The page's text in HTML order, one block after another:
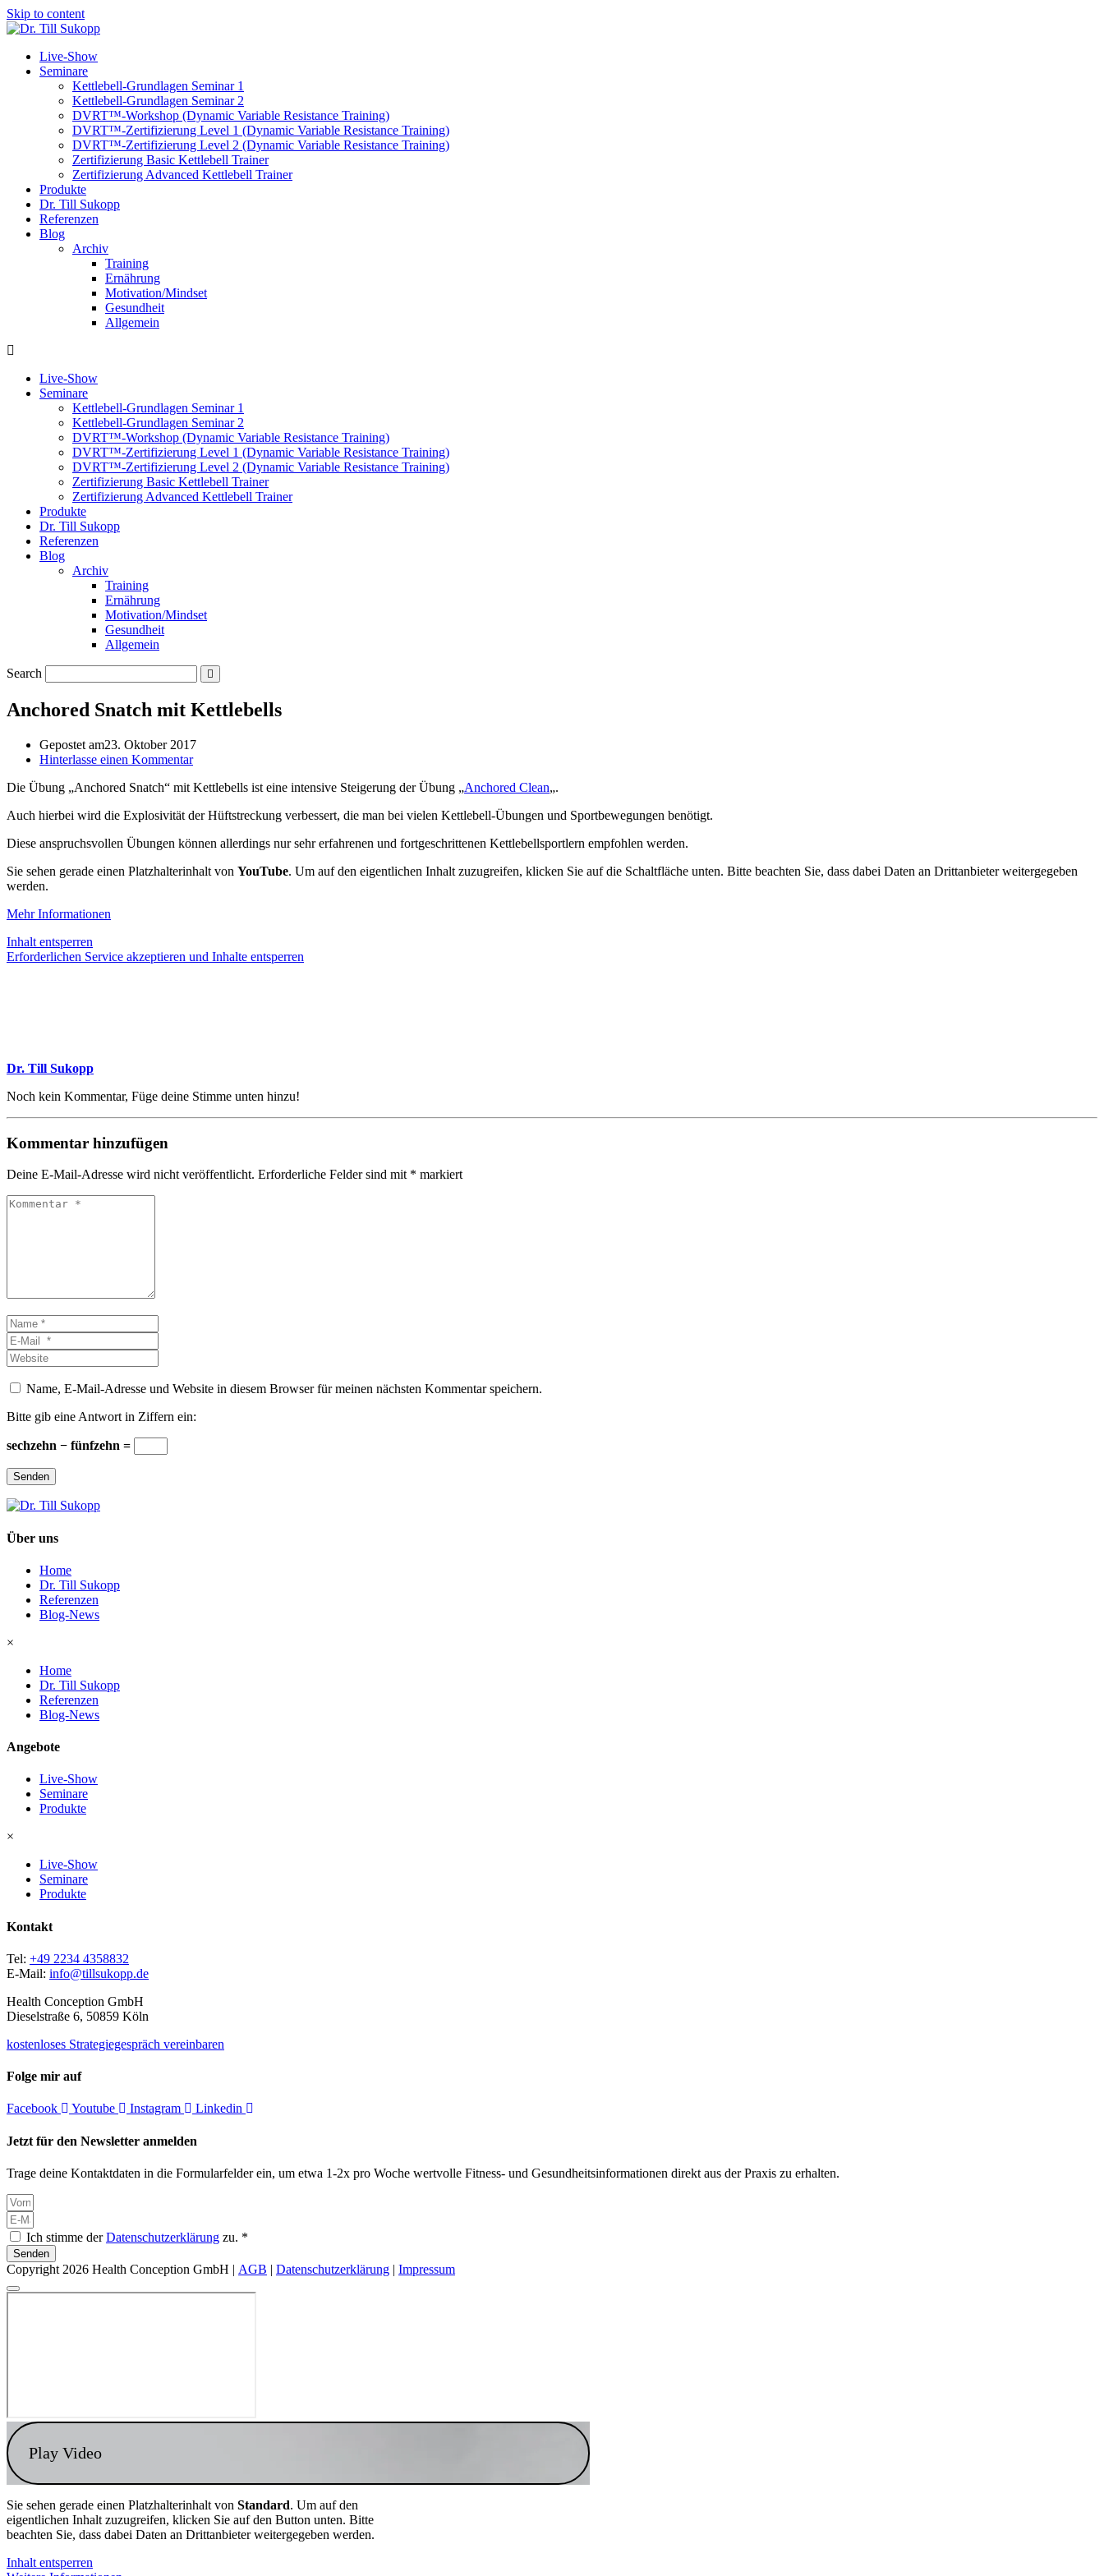
Skip to content
Live-Show
Seminare
Kettlebell-Grundlagen Seminar 1
Kettlebell-Grundlagen Seminar 2
DVRT™-Workshop (Dynamic Variable Resistance Training)
DVRT™-Zertifizierung Level 1 (Dynamic Variable Resistance Training)
DVRT™-Zertifizierung Level 2 (Dynamic Variable Resistance Training)
Zertifizierung Basic Kettlebell Trainer
Zertifizierung Advanced Kettlebell Trainer
Produkte
Dr. Till Sukopp
Referenzen
Blog
Archiv
Training
Ernährung
Motivation/Mindset
Gesundheit
Allgemein
Live-Show
Seminare
Kettlebell-Grundlagen Seminar 1
Kettlebell-Grundlagen Seminar 2
DVRT™-Workshop (Dynamic Variable Resistance Training)
DVRT™-Zertifizierung Level 1 (Dynamic Variable Resistance Training)
DVRT™-Zertifizierung Level 2 (Dynamic Variable Resistance Training)
Zertifizierung Basic Kettlebell Trainer
Zertifizierung Advanced Kettlebell Trainer
Produkte
Dr. Till Sukopp
Referenzen
Blog
Archiv
Training
Ernährung
Motivation/Mindset
Gesundheit
Allgemein
Search
Anchored Snatch mit Kettlebells
Gepostet am23. Oktober 2017
Hinterlasse einen Kommentar
Die Übung „Anchored Snatch“ mit Kettlebells ist eine intensive Steigerung der Übung „Anchored Clean„.
Auch hierbei wird die Explosivität der Hüftstreckung verbessert, die man bei vielen Kettlebell-Übungen und Sportbewegungen benötigt.
Diese anspruchsvollen Übungen können allerdings nur sehr erfahrenen und fortgeschrittenen Kettlebellsportlern empfohlen werden.
Sie sehen gerade einen Platzhalterinhalt von YouTube. Um auf den eigentlichen Inhalt zuzugreifen, klicken Sie auf die Schaltfläche unten. Bitte beachten Sie, dass dabei Daten an Drittanbieter weitergegeben
werden.
Mehr Informationen
Inhalt entsperren
Erforderlichen Service akzeptieren und Inhalte entsperren
Dr. Till Sukopp
Noch kein Kommentar, Füge deine Stimme unten hinzu!
Kommentar hinzufügen
Deine E-Mail-Adresse wird nicht veröffentlicht. Erforderliche Felder sind mit * markiert
Kommentar
Name
*E-
Mail
*
Website
Name, E-Mail-Adresse und Website in diesem Browser für meinen nächsten Kommentar speichern.
Bitte gib eine Antwort in Ziffern ein:
sechzehn − fünfzehn =
Senden
Über uns
Home
Dr. Till Sukopp
Referenzen
Blog-News
×
Home
Dr. Till Sukopp
Referenzen
Blog-News
Angebote
Live-Show
Seminare
Produkte
×
Live-Show
Seminare
Produkte
Kontakt
Tel: +49 2234 4358832
E-Mail: info@tillsukopp.de
Health Conception GmbH
Dieselstraße 6, 50859 Köln
kostenloses Strategiegespräch vereinbaren
Folge mir auf
Facebook Youtube Instagram Linkedin
Jetzt für den Newsletter anmelden
Trage deine Kontaktdaten in die Formularfelder ein, um etwa 1-2x pro Woche wertvolle Fitness- und Gesundheitsinformationen direkt aus der Praxis zu erhalten.
Ich stimme derDatenschutzerklärung zu. *
Senden
Copyright 2026 Health Conception GmbH | AGB | Datenschutzerklärung | Impressum
Play Video
Sie sehen gerade einen Platzhalterinhalt von Standard. Um auf den
eigentlichen Inhalt zuzugreifen, klicken Sie auf den Button unten. Bitte
beachten Sie, dass dabei Daten an Drittanbieter weitergegeben werden.
Inhalt entsperren